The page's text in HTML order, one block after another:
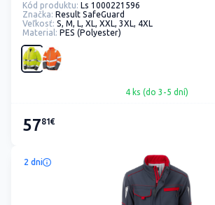
Kód produktu: Ls 1000221596
Značka: Result SafeGuard
Veľkosť: S, M, L, XL, XXL, 3XL, 4XL
Material: PES (Polyester)
4 ks (do 3-5 dní)
5781€
2 dni